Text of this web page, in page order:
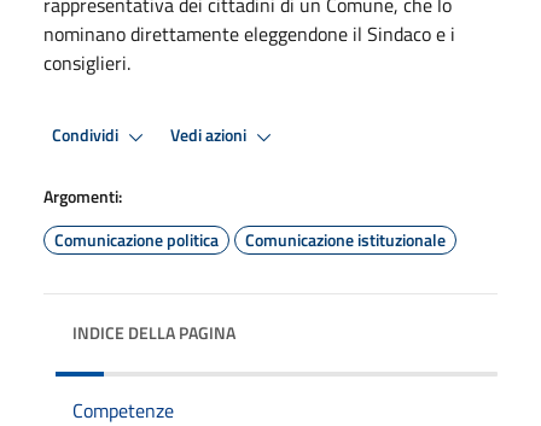
nominano direttamente eleggendone il Sindaco e i
consiglieri.
Condividi Vedi azioni
Argomenti:
Comunicazione politica
Comunicazione istituzionale
INDICE DELLA PAGINA
Competenze